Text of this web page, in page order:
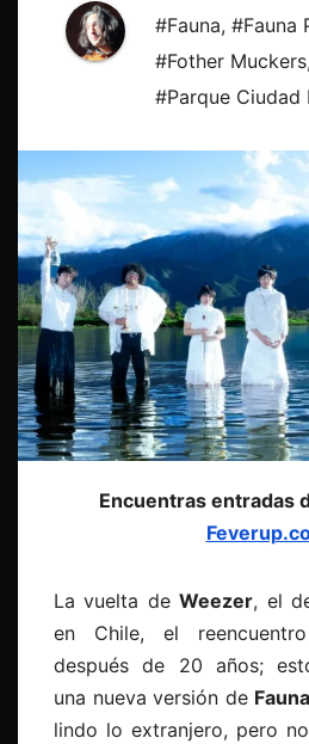
#Fauna, #Fauna
#Fother Muckers,
#Parque Ciudad
Encuentras entradas
La vuelta deWeezer, el
en Chile, el
después de 20 años;
una nueva versión de
lindo lo extranjero, pero